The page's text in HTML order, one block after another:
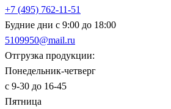
+7 (495) 762-11-51
Будние дни с 9:00 до 18:00
5109950@mail.ru
Отгрузка продукции:
Понедельник-четверг
с 9-30 до 16-45
Пятница